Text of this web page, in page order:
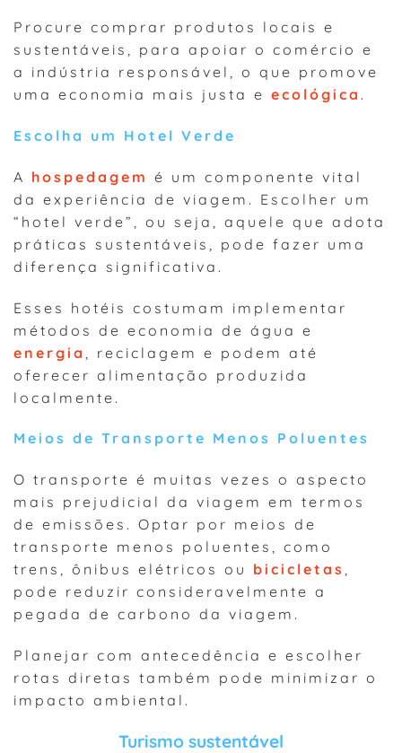
Procure comprar produtos locais e
sustentáveis, para apoiar o comércio e
a indústria responsável, o que promove
uma economia mais justa e ecológica .
Escolha um Hotel Verde
A hospedagem é um componente vital
da experiência de viagem. Escolher um
“hotel verde”, ou seja, aquele que adota
práticas sustentáveis, pode fazer uma
diferença significativa.
Esses hotéis costumam implementar
métodos de economia de água e
energia
, reciclagem e podem até
oferecer alimentação produzida
localmente.
Meios de Transporte Menos Poluentes
O transporte é muitas vezes o aspecto
mais prejudicial da viagem em termos
de emissões. Optar por meios de
transporte menos poluentes, como
trens, ônibus elétricos ou bicicletas,
pode reduzir consideravelmente a
pegada de carbono da viagem.
Planejar com antecedência e escolher
rotas diretas também pode minimizar o
impacto ambiental.
Turismo sustentável